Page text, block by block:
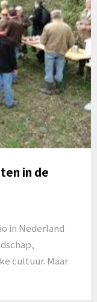
in de
in Nederland
cultuur. Maar